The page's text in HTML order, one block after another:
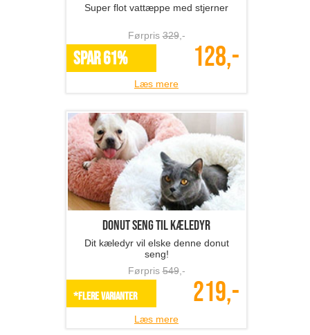
Super flot vattæppe med stjerner
Førpris329,-
SPAR 61% 128,-
Læs mere
Donut seng til kæledyr
Dit kæledyr vil elske denne donut
seng!
Førpris549,-
*Flere varianter 219,-
Læs mere